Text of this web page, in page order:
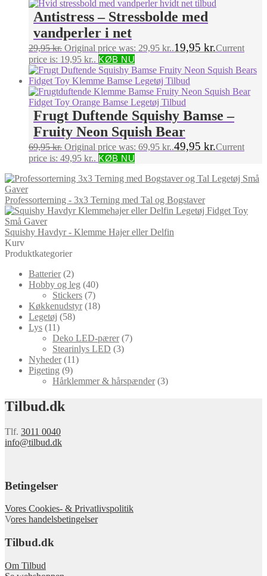
Antistress – Stressbolde med
vandperler i net
29,95kr. Original price was: 29,95 kr..19,95 kr.Current
price is: 19,95 kr.. KØB NU
Frugt Duftende Squishy Bamse –
Fruity Neon Squish Bear
69,95kr. Original price was: 69,95 kr..49,95 kr.Current
price is: 49,95 kr.. KØB NU
Professorterning - 3x3 Terning med Tal og Bogstaver
Squishy Havdyr - Klemme Hajer eller Delfin
Kurv
Produktkategorier
Batterier (2)
Hobby og leg (40)
Stickers (7)
Køkkenudstyr (18)
Legetøj (58)
Lys (11)
Deko LED-pærer (7)
Stearinlys LED (3)
Nyheder (11)
Pigeting (9)
Hårklemmer & hårspænder (3)
Tilbud.dk
Tlf. 3011 0040
info@tilbud.dk
Betingelser
Vores Cookies- & Privatlivspolitik
Vores handelsbetingelser
Tilbud.dk
Om Tilbud